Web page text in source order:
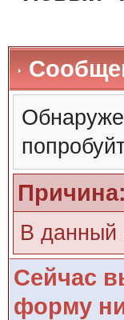
Причина:
В данный
Сейчас
форму